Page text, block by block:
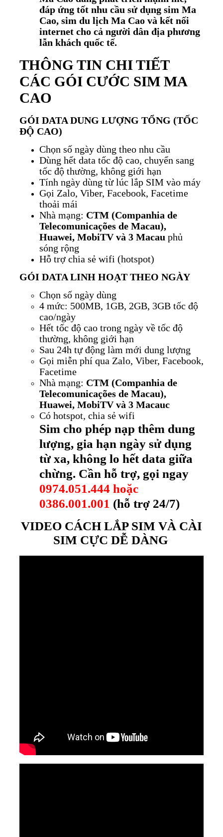
đáp ứng tốt nhu cầu sử dụng sim Ma
Cao, sim du lịch Ma Cao và kết nối
internet cho cả người dân địa phương
lẫn khách quốc tế.
THÔNG TIN CHI TIẾT
CÁC GÓI CƯỚC SIM MA
CAO
GÓI DATA DUNG LƯỢNG TỔNG (TỐC
ĐỘ CAO)
Chọn số ngày dùng theo nhu cầu
Dùng hết data tốc độ cao, chuyển sang
tốc độ thường, không giới hạn
Tính ngày dùng từ lúc lắp SIM vào máy
Gọi Zalo, Viber, Facebook, Facetime
thoải mái
Nhà mạng: CTM (Companhia de
Telecomunicações de Macau),
Huawei, MobiTV và 3 Macau phủ
sóng rộng
Hỗ trợ chia sẻ wifi (hotspot)
GÓI DATA LINH HOẠT THEO NGÀY
Chọn số ngày dùng
4 mức: 500MB, 1GB, 2GB, 3GB tốc độ
cao/ngày
Hết tốc độ cao trong ngày về tốc độ
thường, không giới hạn
Sau 24h tự động làm mới dung lượng
Gọi miễn phí qua Zalo, Viber, Facebook,
Facetime
Nhà mạng: CTM (Companhia de
Telecomunicações de Macau),
Huawei, MobiTV và 3 Macauc
Có hotspot, chia sẻ wifi
Sim cho phép nạp thêm dung
lượng, gia hạn ngày sử dụng
từ xa, không lo hết data giữa
chừng. Cần hỗ trợ, gọi ngay
0974.051.444 hoặc
0386.001.001 (hỗ trợ 24/7)
VIDEO CÁCH LẮP SIM VÀ CÀI
SIM CỰC DỄ DÀNG